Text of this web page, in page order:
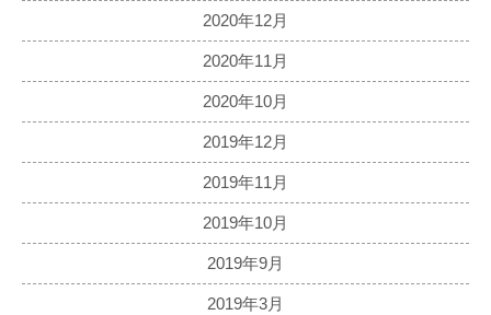
2020年12月
2020年11月
2020年10月
2019年12月
2019年11月
2019年10月
2019年9月
2019年3月